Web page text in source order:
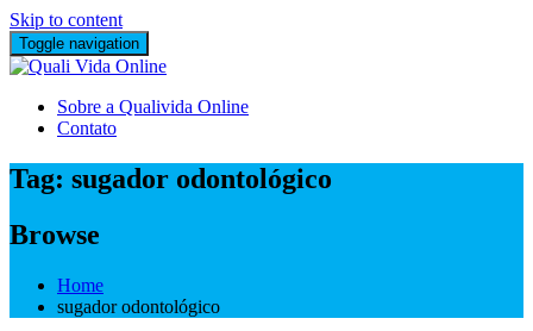
Skip to content
Toggle navigation
Sobre a Qualivida Online
Contato
Tag: sugador odontológico
Browse
Home
sugador odontológico